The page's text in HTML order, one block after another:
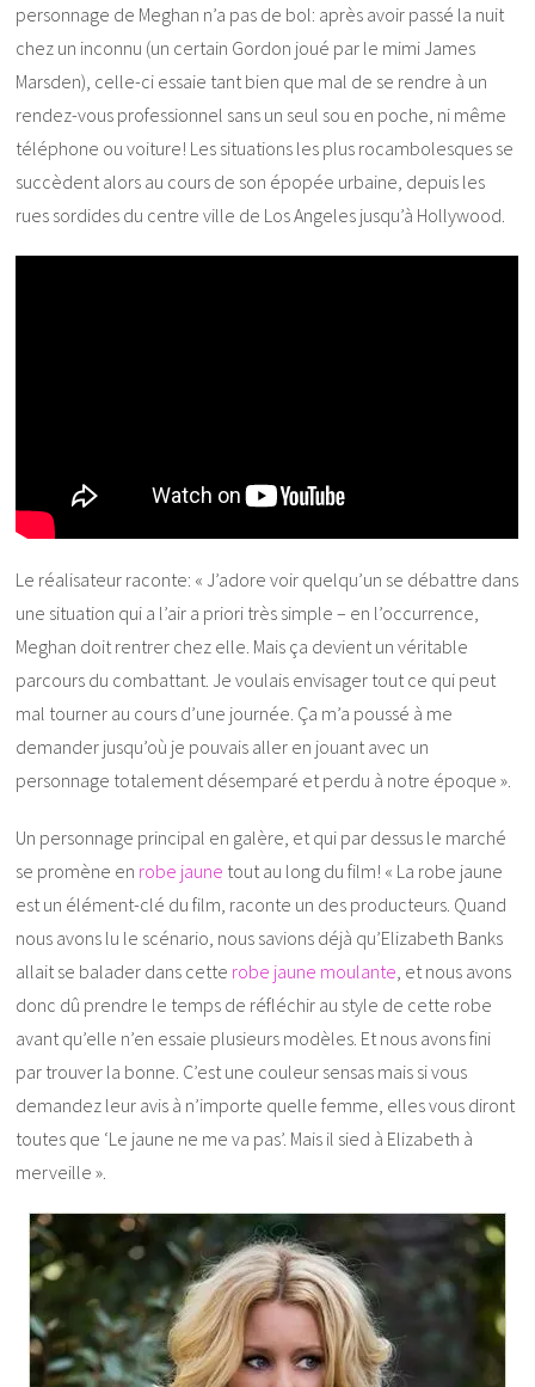
personnage de Meghan n’a pas de bol: après avoir passé la nuit
chez un inconnu (un certain Gordon joué par le mimi James
Marsden), celle-ci essaie tant bien que mal de se rendre à un
rendez-vous professionnel sans un seul sou en poche, ni même
téléphone ou voiture! Les situations les plus rocambolesques se
succèdent alors au cours de son épopée urbaine, depuis les
rues sordides du centre ville de Los Angeles jusqu’à Hollywood.
Le réalisateur raconte: « J’adore voir quelqu’un se débattre dans
une situation qui a l’air a priori très simple – en l’occurrence,
Meghan doit rentrer chez elle. Mais ça devient un véritable
parcours du combattant. Je voulais envisager tout ce qui peut
mal tourner au cours d’une journée. Ça m’a poussé à me
demander jusqu’où je pouvais aller en jouant avec un
personnage totalement désemparé et perdu à notre époque ».
Un personnage principal en galère, et qui par dessus le marché
se promène en robe jaune tout au long du film! « La robe jaune
est un élément-clé du film, raconte un des producteurs. Quand
nous avons lu le scénario, nous savions déjà qu’Elizabeth Banks
allait se balader dans cette robe jaune moulante , et nous avons
donc dû prendre le temps de réfléchir au style de cette robe
avant qu’elle n’en essaie plusieurs modèles. Et nous avons fini
par trouver la bonne. C’est une couleur sensas mais si vous
demandez leur avis à n’importe quelle femme, elles vous diront
toutes que ‘Le jaune ne me va pas’. Mais il sied à Elizabeth à
merveille ».